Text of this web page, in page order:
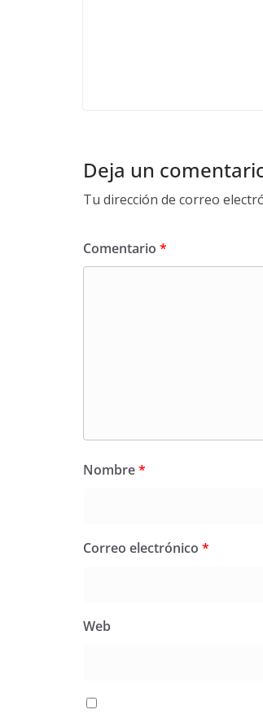
Deja un
Tu dirección de correo
Comentario *
Nombre*
Correo electrónico *
Web